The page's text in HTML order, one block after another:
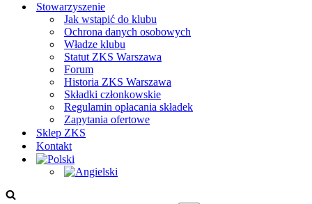
Stowarzyszenie
Jak wstąpić do klubu
Ochrona danych osobowych
Władze klubu
Statut ZKS Warszawa
Forum
Historia ZKS Warszawa
Składki członkowskie
Regulamin opłacania składek
Zapytania ofertowe
Sklep ZKS
Kontakt